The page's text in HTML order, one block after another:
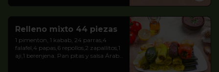
Relleno mixto 44 piezas
1 pimenton, 1 kabab, 24 parras,4
falafel,4 papas,6 repollos,2 zapallitos,1
aji,1 berenjena. Pan pitas y salsa Árabe